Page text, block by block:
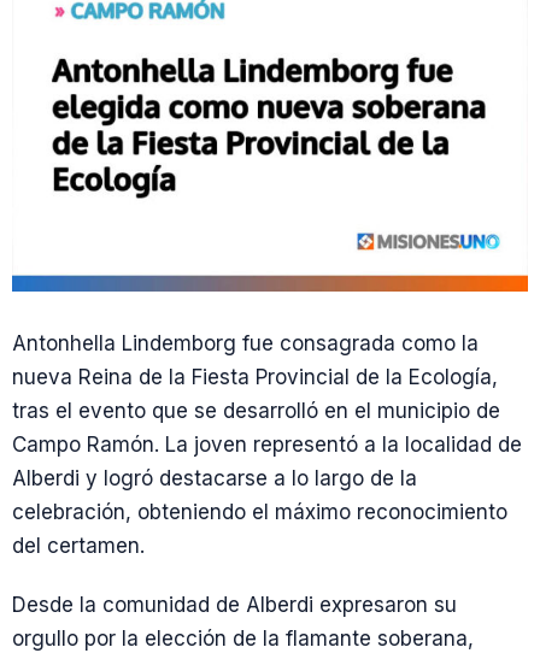
Antonhella Lindemborg fue consagrada como la
nueva Reina de la Fiesta Provincial de la Ecología,
tras el evento que se desarrolló en el municipio de
Campo Ramón. La joven representó a la localidad de
Alberdi y logró destacarse a lo largo de la
celebración, obteniendo el máximo reconocimiento
del certamen.
Desde la comunidad de Alberdi expresaron su
orgullo por la elección de la flamante soberana,